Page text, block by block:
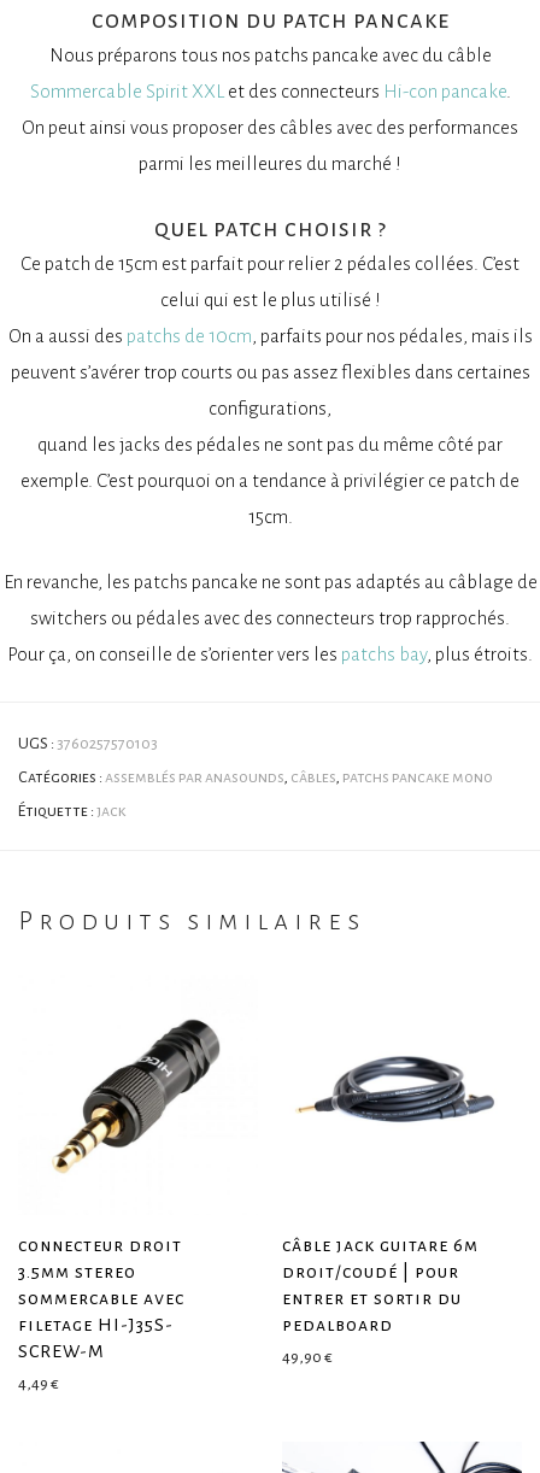
composition du patch pancake
Nous préparons tous nos patchs pancake avec du câble
Sommercable Spirit XXL et des connecteurs Hi-con pancake.
On peut ainsi vous proposer des câbles avec des performances
parmi les meilleures du marché !
quel patch choisir ?
Ce patch de 15cm est parfait pour relier 2 pédales collées. C’est
celui qui est le plus utilisé !
On a aussi des patchs de 10cm , parfaits pour nos pédales, mais ils
peuvent s’avérer trop courts ou pas assez flexibles dans certaines
configurations,
quand les jacks des pédales ne sont pas du même côté par
exemple. C’est pourquoi on a tendance à privilégier ce patch de
15cm.
En revanche, les patchs pancake ne sont pas adaptés au câblage de
switchers ou pédales avec des connecteurs trop rapprochés.
Pour ça, on conseille de s’orienter vers les patchs bay, plus étroits.
UGS : 3760257570103
Catégories : assemblés par anasounds, câbles, patchs pancake mono
Étiquette : jack
Produits similaires
connecteur droit
3.5mm stereo
sommercable avec
filetage HI-J35S-
SCREW-M
4,49 €
câble jack guitare 6m
droit/coudé | pour
entrer et sortir du
pedalboard
49,90 €